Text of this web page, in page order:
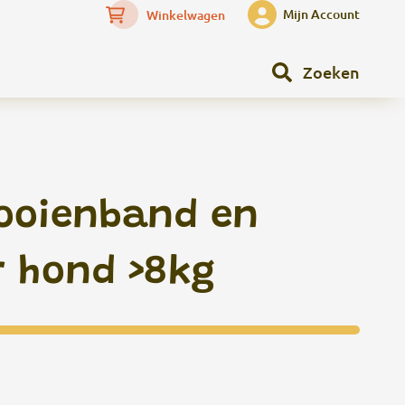
Winkelwagen Mijn Account
Zoeken
en
hond >8kg